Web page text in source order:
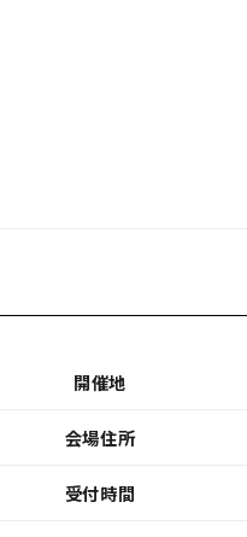
開催地
会場住所
受付時間